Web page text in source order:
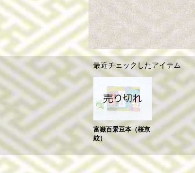
最近チェックしたアイテム
富嶽百景豆本（桜京
紋）